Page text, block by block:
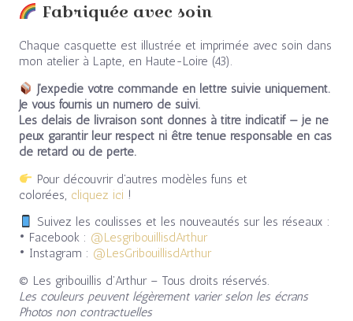
Fabriquée avec soin
Chaque casquette est illustrée et imprimée avec soin dans
mon atelier à Lapte, en Haute-Loire (43).
J’expédie votre commande en lettre suivie uniquement.
Je vous fournis un numéro de suivi.
Les délais de livraison sont donnés à titre indicatif — je ne
peux garantir leur respect ni être tenue responsable en cas
de retard ou de perte.
Pour découvrir d’autres modèles funs et
colorées, cliquez ici !
Suivez les coulisses et les nouveautés sur les réseaux :
• Facebook : @LesgribouillisdArthur
• Instagram : @LesGribouillisdArthur
© Les gribouillis d’Arthur – Tous droits réservés.
Les couleurs peuvent légèrement varier selon les écrans
Photos non contractuelles